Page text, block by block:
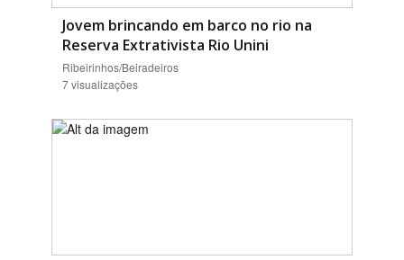
Jovem brincando em barco no rio na
Reserva Extrativista Rio Unini
Ribeirinhos/Beiradeiros
7 visualizações